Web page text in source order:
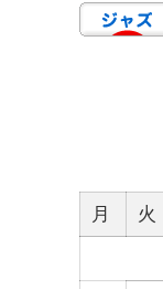
月
火